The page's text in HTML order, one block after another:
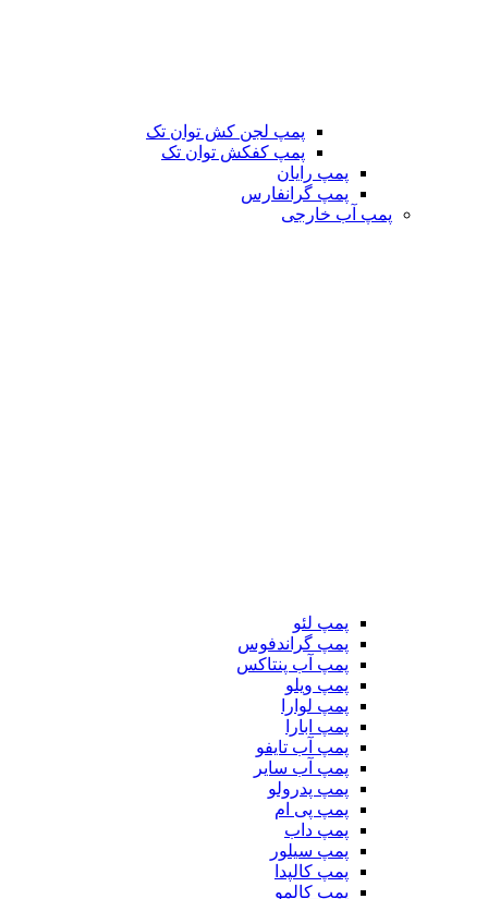
پمپ لجن کش توان تک
پمپ کفکش توان تک
پمپ رایان
پمپ گرانفارس
پمپ آب خارجی
پمپ لئو
پمپ گراندفوس
پمپ آب پنتاکس
پمپ ویلو
پمپ لوارا
پمپ ابارا
پمپ آب تایفو
پمپ آب سایر
پمپ پدرولو
پمپ پی ام
پمپ داب
پمپ سیلور
پمپ کالپدا
پمپ کالمو